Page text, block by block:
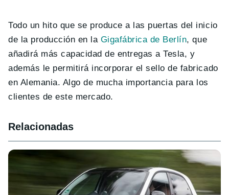
Todo un hito que se produce a las puertas del inicio
de la producción en la Gigafábrica de Berlín, que
añadirá más capacidad de entregas a Tesla, y
además le permitirá incorporar el sello de fabricado
en Alemania. Algo de mucha importancia para los
clientes de este mercado.
Relacionadas